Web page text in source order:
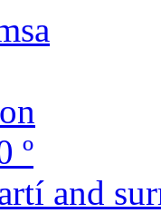
º
and